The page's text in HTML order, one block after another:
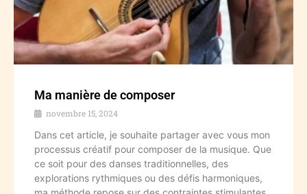
Ma manière de composer
novembre 15, 2024
Dans cet article, je souhaite partager avec vous mon
processus créatif pour composer de la musique. Que
ce soit pour des danses traditionnelles, des
explorations rythmiques ou des défis harmoniques,